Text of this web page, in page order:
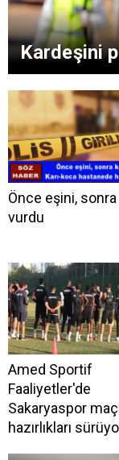
Kardeşini
Önce eşini,
vurdu
Amed Sportif
Faaliyetler'de
Sakaryaspor
hazırlıkları